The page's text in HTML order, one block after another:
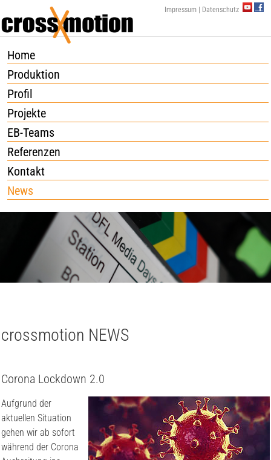
Impressum| Datenschutz
Home
Produktion
Profil
Projekte
EB-Teams
Referenzen
Kontakt
News
crossmotion NEWS
Corona Lockdown 2.0
Aufgrund der
aktuellen Situation
gehen wir ab sofort
während der Corona